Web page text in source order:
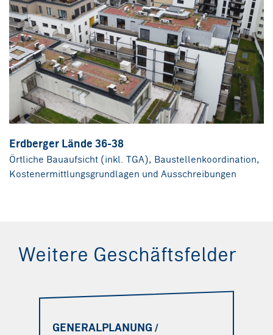
Erdberger Lände 36-38
Örtliche Bauaufsicht (inkl. TGA), Baustellenkoordination,
Kostenermittlungsgrundlagen und Ausschreibungen
Weitere Geschäftsfelder
GENERALPLANUNG /